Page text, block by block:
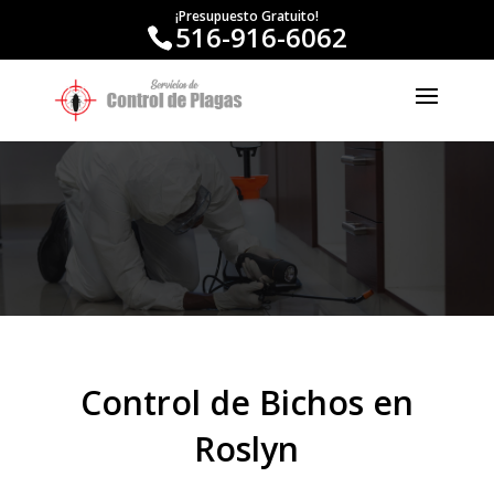
¡Presupuesto Gratuito!
516-916-6062
Control de Bichos en
Roslyn